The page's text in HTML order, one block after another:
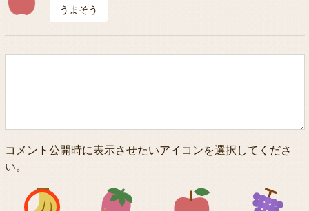
うまそう
コメント公開時に表示させたいアイコンを選択してくださ
い。
アイコン1 アイコン2 アイコン3